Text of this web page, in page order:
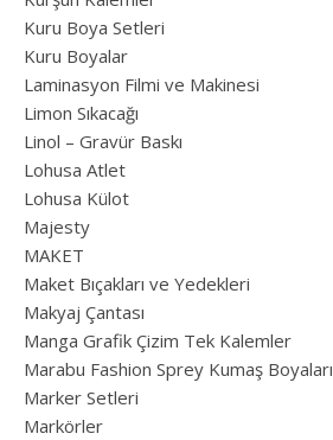
Kuru Boya Setleri
Kuru Boyalar
Laminasyon Filmi ve Makinesi
Limon Sıkacağı
Linol – Gravür Baskı
Lohusa Atlet
Lohusa Külot
Majesty
MAKET
Maket Bıçakları ve Yedekleri
Makyaj Çantası
Manga Grafik Çizim Tek Kalemler
Marabu Fashion Sprey Kumaş Boyaları
Marker Setleri
Markörler